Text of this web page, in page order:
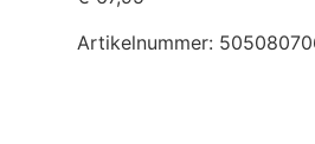
Artikelnummer: